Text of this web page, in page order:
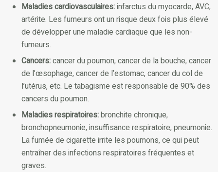
Maladies cardiovasculaires:infarctus du myocarde, AVC,
artérite. Les fumeurs ont un risque deux fois plus élevé
de développer une maladie cardiaque que les non-
fumeurs.
Cancers:cancer du poumon, cancer de la bouche, cancer
de l’œsophage, cancer de l’estomac, cancer du col de
l’utérus, etc. Le tabagisme est responsable de 90% des
cancers du poumon.
Maladies respiratoires:bronchite chronique,
bronchopneumonie, insuffisance respiratoire, pneumonie.
La fumée de cigarette irrite les poumons, ce qui peut
entraîner des infections respiratoires fréquentes et
graves.